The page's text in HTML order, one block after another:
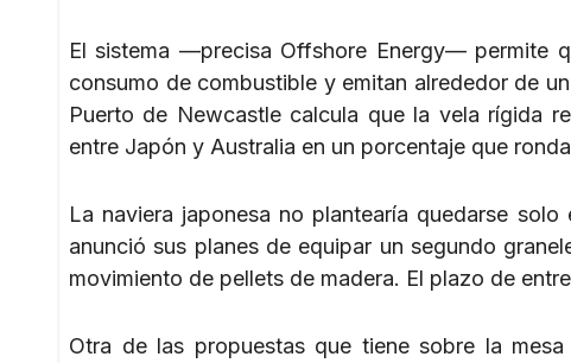
El sistema —precisa Offshore Energy— permite
consumo de combustible y emitan alrededor de
Puerto de Newcastle calcula que la vela rígida
entre Japón y Australia en un porcentaje que
La naviera japonesa no plantearía quedarse
anunció sus planes de equipar un segundo
movimiento de pellets de madera. El plazo de
Otra de las propuestas que tiene sobre la